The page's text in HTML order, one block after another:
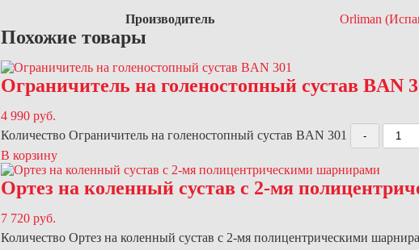
Производитель Orliman
Похожие товары
Ограничитель на голеностопный сустав BAN
4 990 руб.
Количество Ограничитель на голеностопный сустав BAN 301
В корзину
Ортез на коленный сустав с 2-мя
7 720 руб.
Количество Ортез на коленный сустав с 2-мя полицентрическими